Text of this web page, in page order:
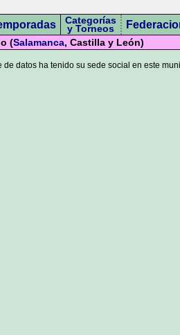
Categorías
y Torneos
(Salamanca, Castilla y León)
de datos ha tenido su sede social en este